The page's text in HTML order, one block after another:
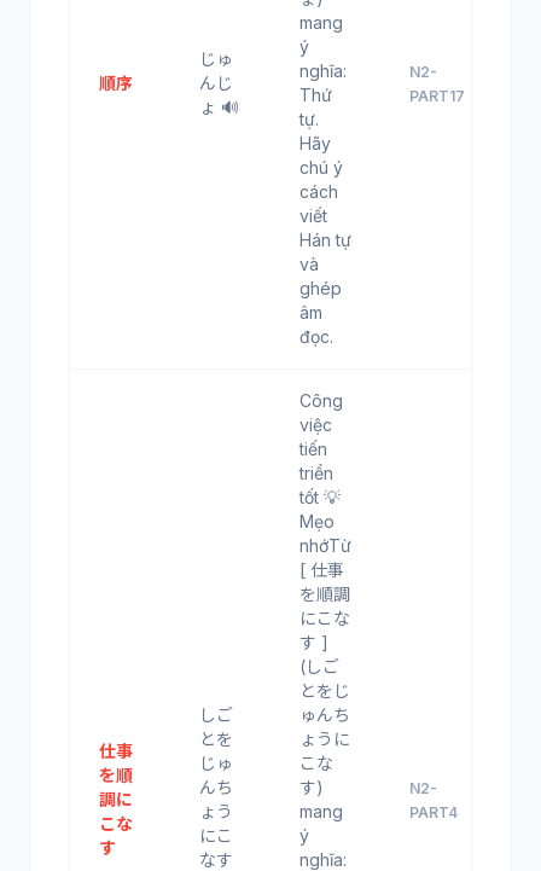
順序
じゅ
んじ
ょ 🔊
mang
ý
nghĩa:
Thứ
tự.
Hãy
chú ý
cách
viết
Hán tự
và
ghép
âm
đọc.
N2-
PART17
仕事
を順
調に
こな
す
しご
とを
じゅ
んち
ょう
にこ
なす
Công
việc
tiến
triển
tốt 💡
Mẹo
nhớTừ
[ 仕事
を順調
にこな
す ]
(しご
とをじ
ゅんち
ょうに
こな
す)
mang
ý
nghĩa:
N2-
PART4